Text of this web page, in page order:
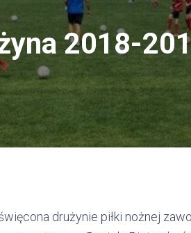
2018-
drużynie piłki nożnej